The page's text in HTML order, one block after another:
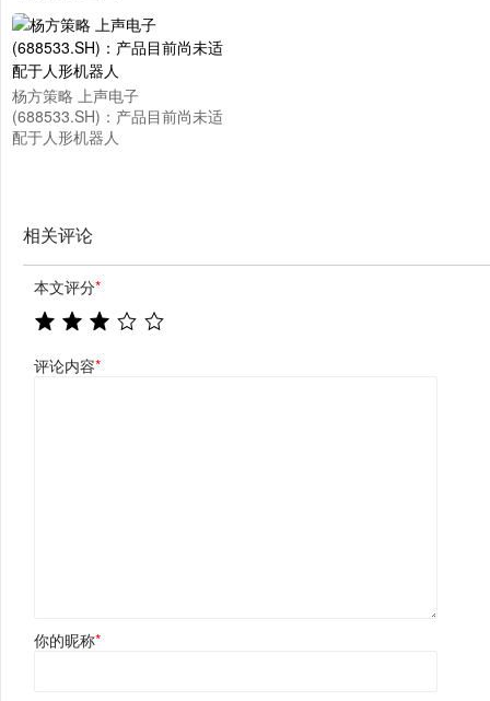
杨方策略 上声电子
(688533.SH)：产品目前尚未适
配于人形机器人
相关评论
本文评分*
评论内容*
你的昵称*